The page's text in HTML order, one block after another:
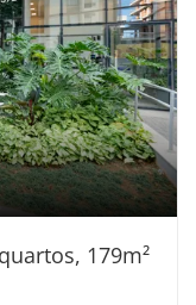
179m²